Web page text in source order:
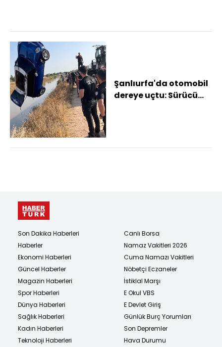
Şanlıurfa'da otomobil
dereye uçtu: Sürücü
Son Dakika Haberleri
Haberler
Ekonomi Haberleri
Güncel Haberler
Magazin Haberleri
Spor Haberleri
Dünya Haberleri
Sağlık Haberleri
Kadın Haberleri
Teknoloji Haberleri
Canlı Borsa
Namaz Vakitleri 2026
Cuma Namazı Vakitleri
Nöbetçi Eczaneler
İstiklal Marşı
E Okul VBS
E Devlet Giriş
Günlük Burç Yorumları
Son Depremler
Hava Durumu